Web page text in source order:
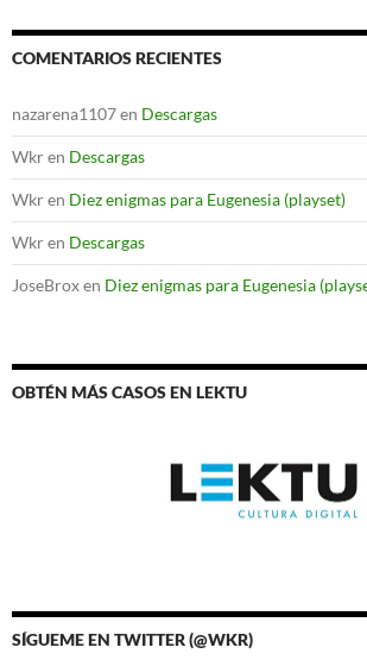
COMENTARIOS RECIENTES
nazarena1107en Descargas
Wkren Descargas
Wkren Diez enigmas para Eugenesia (playset)
Wkren Descargas
JoseBroxen Diez enigmas para Eugenesia
OBTÉN MÁS CASOS EN LEKTU
SÍGUEME EN TWITTER (@WKR)